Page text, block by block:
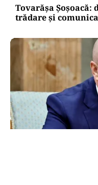
Tovarășa
trădare și